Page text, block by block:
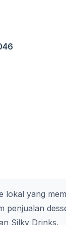
lokal yang
penjualan
Silky Drinks.